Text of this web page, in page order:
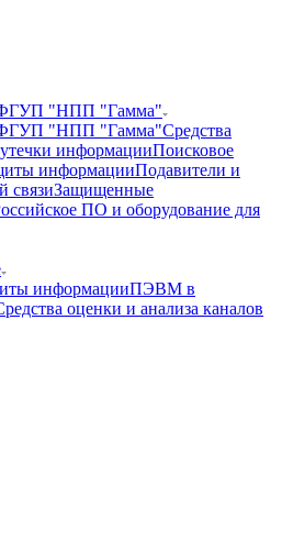
ФГУП "НПП "Гамма"
ФГУП "НПП "Гамма"Средства
информацииПоисковое
информацииПодавители и
связиЗащищенные
ПО и оборудование для
информацииПЭВМ в
оценки и анализа каналов